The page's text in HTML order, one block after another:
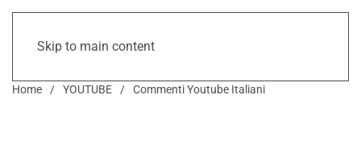
Skip to main content
Home YOUTUBE Commenti Youtube Italiani